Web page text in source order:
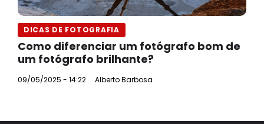
DICAS DE FOTOGRAFIA
Como diferenciar um fotógrafo bom de
um fotógrafo brilhante?
09/05/2025 - 14:22 Alberto Barbosa